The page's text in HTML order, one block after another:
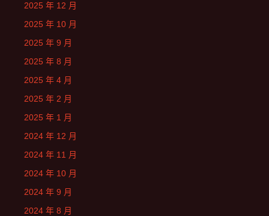
2025 年 12 月
2025 年 10 月
2025 年 9 月
2025 年 8 月
2025 年 4 月
2025 年 2 月
2025 年 1 月
2024 年 12 月
2024 年 11 月
2024 年 10 月
2024 年 9 月
2024 年 8 月